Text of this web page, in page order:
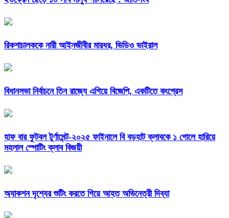
রিকশাচালককে নারী আইনজীবীর মারধর, ভিডিও ভাইরাল
বিধানসভা নির্বাচনে তিন রাজ্যে এগিয়ে বিজেপি, একটিতে কংগ্রেস
হাফ বার ফুটবল টুর্ণামেন্ট-২০২৫ ফাইনালে বি বড়হাট ক্লাবকে ১ গোলে হারিয়ে
মহলাল স্পোটিং ক্লাব বিজয়ী
অ্যাকশন দৃশ্যের শুটিং করতে গিয়ে আহত অভিনেত্রী দিব্যা